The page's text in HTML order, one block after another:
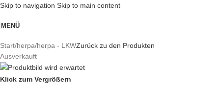
Skip to navigation Skip to main content
MENÜ
Start/herpa/herpa - LKWZurück zu den Produkten
Ausverkauft
Klick zum Vergrößern